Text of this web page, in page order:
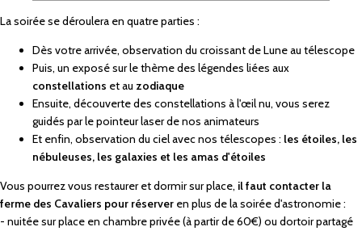
La soirée se déroulera en quatre parties :
Dès votre arrivée, observation du croissant de Lune au télescope
Puis, un exposé sur le thème des légendes liées aux
constellations et au zodiaque
Ensuite, découverte des constellations à l'œil nu, vous serez
guidés par le pointeur laser de nos animateurs
Et enfin, observation du ciel avec nos télescopes : les étoiles, les
nébuleuses, les galaxies et les amas d'étoiles
Vous pourrez vous restaurer et dormir sur place, il faut contacter la
ferme des Cavaliers pour réserver en plus de la soirée d'astronomie :
- nuitée sur place en chambre privée (à partir de 60€) ou dortoir partagé